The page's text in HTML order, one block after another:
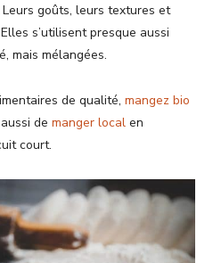
Leurs goûts, leurs textures et
s’utilisent presque aussi
mais mélangées.
de qualité, mangez bio
de manger local en
court.